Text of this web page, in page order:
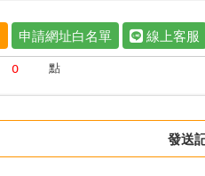
申請網址白名單 線上客服
點
發送